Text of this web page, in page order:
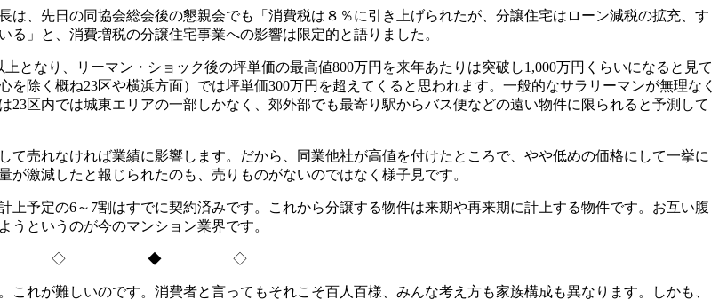
、先日の同協会総会後の懇親会でも「消費税は８％に引き上げられたが、分譲住宅はローン減税の拡充、す
」と、消費増税の分譲住宅事業への影響は限定的と語りました。
となり、リーマン・ショック後の坪単価の最高値800万円を来年あたりは突破し1,000万円くらいになると見て
除く概ね23区や横浜方面）では坪単価300万円を超えてくると思われます。一般的なサラリーマンが無理なく
23区内では城東エリアの一部しかなく、郊外部でも最寄り駅からバス便などの遠い物件に限られると予測して
売れなければ業績に影響します。だから、同業他社が高値を付けたところで、やや低めの価格にして一挙に
激減したと報じられたのも、売りものがないのではなく様子見です。
予定の6～7割はすでに契約済みです。これから分譲する物件は来期や再来期に計上する物件です。お互い腹
というのが今のマンション業界です。
◇ ◆ ◇
れが難しいのです。消費者と言ってもそれこそ百人百様、みんな考え方も家族構成も異なります。しかも、